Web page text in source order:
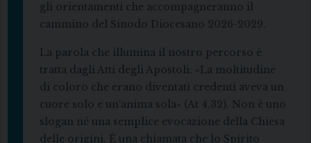
gli orientamenti che accompagneranno il
cammino del Sinodo Diocesano 2026-2029.
La parola che illumina il nostro percorso è
tratta dagli Atti degli Apostoli: «La moltitudine
di coloro che erano diventati credenti aveva un
cuore solo e un’anima sola» (At 4,32). Non è uno
slogan né una semplice evocazione della Chiesa
delle origini. È una chiamata che lo Spirito